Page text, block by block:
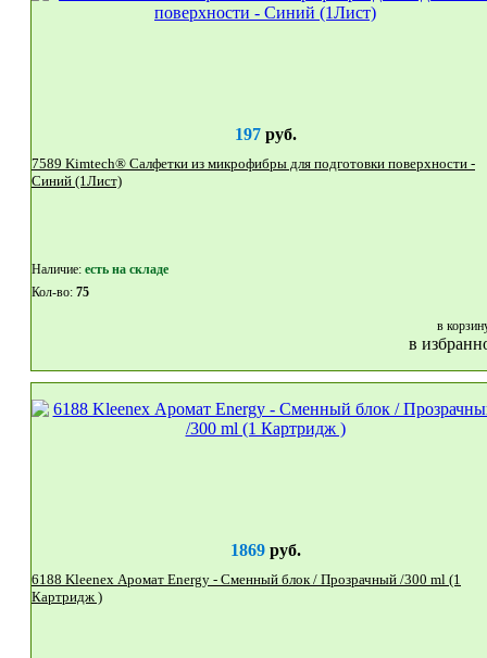
197руб.
7589 Kimtech® Салфетки из микрофибры для подготовки поверхности -
Синий (1Лист)
Наличие: eсть на складе
Кол-во: 75
в
в
1869руб.
6188 Kleenex Аромат Energy - Сменный блок / Прозрачный /300 ml (1
Картридж )